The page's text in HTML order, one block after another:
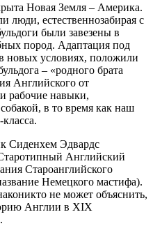
Новая Земля – Америка.
люди, естественнозабирая с
были завезены в
пород. Адаптация под
новых условиях, положили
– «родного брата
Английского от
рабочие навыки,
в то время как наш
Сиденхем Эдвардс
Английский
Староанглийского
Немецкого мастифа).
не может объяснить,
Англии в XIX